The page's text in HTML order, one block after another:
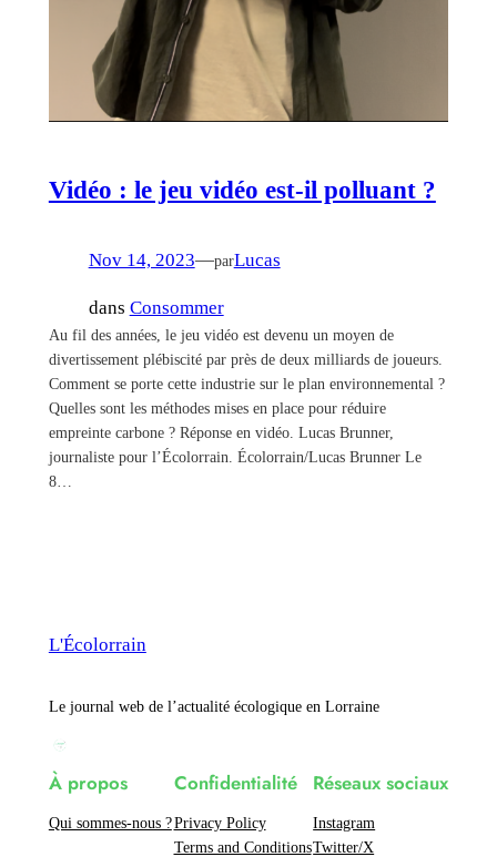
Vidéo : le jeu vidéo est-il polluant ?
Nov 14, 2023—parLucas
dans Consommer
Au fil des années, le jeu vidéo est devenu un moyen de
divertissement plébiscité par près de deux milliards de joueurs.
Comment se porte cette industrie sur le plan environnemental ?
Quelles sont les méthodes mises en place pour réduire
empreinte carbone ? Réponse en vidéo. Lucas Brunner,
journaliste pour l’Écolorrain. Écolorrain/Lucas Brunner Le
8…
L'Écolorrain
Le journal web de l’actualité écologique en Lorraine
À propos
Qui sommes-nous ?
Confidentialité
Privacy Policy
Terms and Conditions
Réseaux sociaux
Instagram
Twitter/X